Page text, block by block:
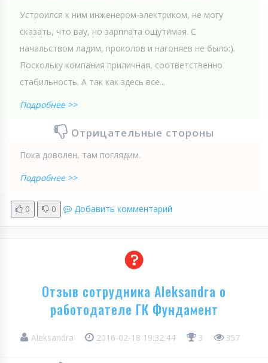
Устроился к ним инженером-электриком, не могу
сказать, что вау, но зарплата ощутимая. С
начальством ладим, проколов и нагоняев не было:).
Поскольку компания приличная, соответственно
стабильность. А так как здесь все...
Подробнее >>
Отрицательные стороны
Пока доволен, там поглядим.
Подробнее >>
0 0 Добавить комментарий
Отзыв сотрудника Aleksandra о
работодателе ГК Фундамент
Aleksandra 2016-02-18 19:32:44 3 357